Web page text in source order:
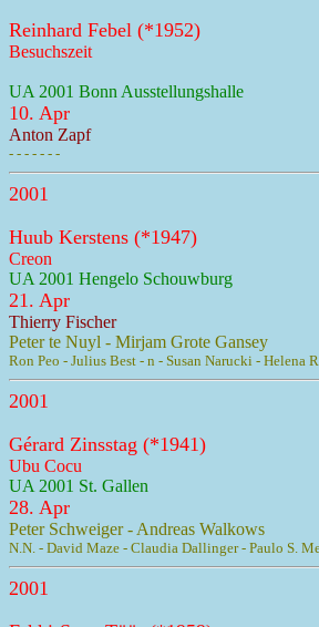
Reinhard Febel (*1952)
Besuchszeit
UA 2001 Bonn Ausstellungshalle
10. Apr
Anton Zapf
- - - - - - -
2001
Huub Kerstens (*1947)
Creon
UA 2001 Hengelo Schouwburg
21. Apr
Thierry Fischer
Peter te Nuyl - Mirjam Grote Gansey
Ron Peo - Julius Best - n - Susan Narucki - Helena
2001
Gérard Zinsstag (*1941)
Ubu Cocu
UA 2001 St. Gallen
28. Apr
Peter Schweiger - Andreas Walkows
N.N. - David Maze - Claudia Dallinger - Paulo S.
2001